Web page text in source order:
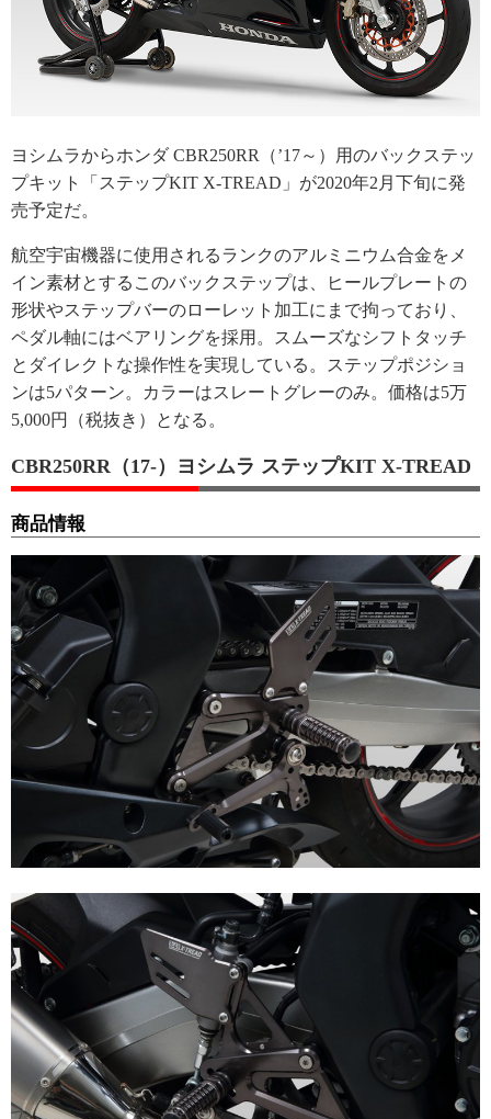
ヨシムラからホンダ CBR250RR（’17～）用のバックステッ
プキット「ステップKIT X-TREAD」が2020年2月下旬に発
売予定だ。
航空宇宙機器に使用されるランクのアルミニウム合金をメ
イン素材とするこのバックステップは、ヒールプレートの
形状やステップバーのローレット加工にまで拘っており、
ペダル軸にはベアリングを採用。スムーズなシフトタッチ
とダイレクトな操作性を実現している。ステップポジショ
ンは5パターン。カラーはスレートグレーのみ。価格は5万
5,000円（税抜き）となる。
CBR250RR（17-）ヨシムラ ステップKIT X-TREAD
商品情報